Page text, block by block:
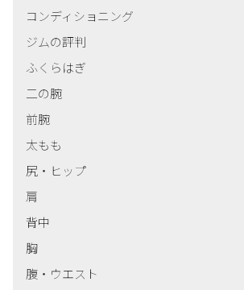
コンディショニング
ジムの評判
ふくらはぎ
二の腕
前腕
太もも
尻・ヒップ
肩
背中
胸
腹・ウエスト